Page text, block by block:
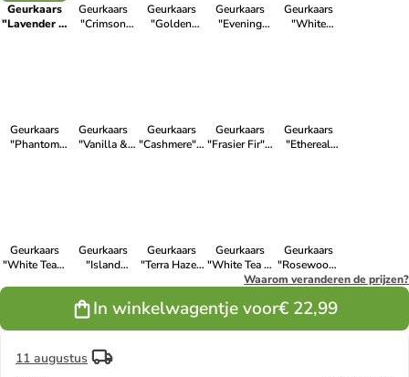
Geurkaars
"Lavender &
Geurkaars
"Crimson
Geurkaars
"Golden
Geurkaars
"Evening
Geurkaars
"White
Geurkaars
"Phantom
Geurkaars
"Vanilla &
Geurkaars
"Cashmere" -
Geurkaars
"Frasier Fir" -
Geurkaars
"Ethereal
Geurkaars
"White Teak"
Geurkaars
"Island
Geurkaars
"Terra Haze''
Geurkaars
"White Tea &
Jasmine" -
Geurkaars
"Rosewood"
- 275 g
Waarom veranderen de prijzen?
In winkelwagentje voor€ 22,99
11 augustus